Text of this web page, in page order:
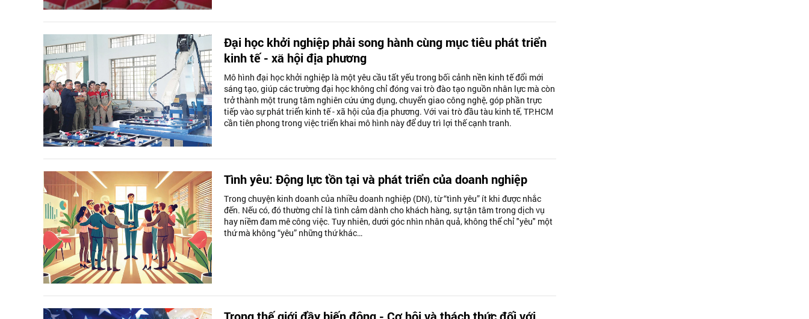
Đại học khởi nghiệp phải song hành cùng mục tiêu phát triển
kinh tế - xã hội địa phương
Mô hình đại học khởi nghiệp là một yêu cầu tất yếu trong bối cảnh nền kinh tế đổi mới
sáng tạo, giúp các trường đại học không chỉ đóng vai trò đào tạo nguồn nhân lực mà còn
trở thành một trung tâm nghiên cứu ứng dụng, chuyển giao công nghệ, góp phần trực
tiếp vào sự phát triển kinh tế - xã hội của địa phương. Với vai trò đầu tàu kinh tế, TP.HCM
cần tiên phong trong việc triển khai mô hình này để duy trì lợi thế cạnh tranh.
Tình yêu: Động lực tồn tại và phát triển của doanh nghiệp
Trong chuyện kinh doanh của nhiều doanh nghiệp (DN), từ “tình yêu” ít khi được nhắc
đến. Nếu có, đó thường chỉ là tình cảm dành cho khách hàng, sự tận tâm trong dịch vụ
hay niềm đam mê công việc. Tuy nhiên, dưới góc nhìn nhân quả, không thể chỉ "yêu" một
thứ mà không “yêu” những thứ khác…
Trong thế giới đầy biến động - Cơ hội và thách thức đối với